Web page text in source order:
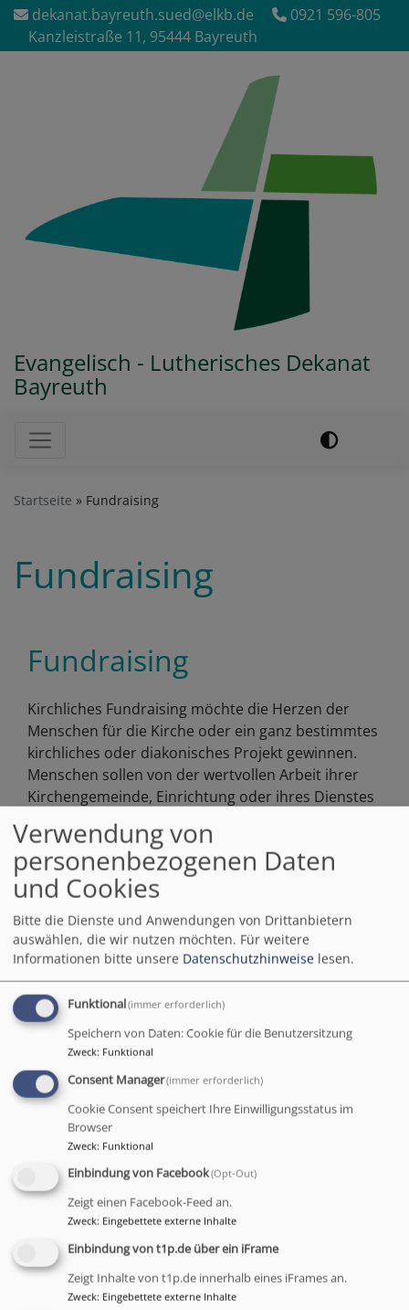
Direkt
zum
Inhalt
dekanat.bayreuth.sued@elkb.de
0921 596-805
Kanzleistraße 11, 95444 Bayreuth
Evangelisch - Lutherisches Dekanat
Bayreuth
Hauptnavigation
Startseite Fundraising
Fundraising
Fundraising
Kirchliches Fundraising möchte die Herzen der
Menschen für die Kirche oder ein ganz bestimmtes
kirchliches oder diakonisches Projekt gewinnen.
Menschen sollen von der wertvollen Arbeit ihrer
Kirchengemeinde, Einrichtung oder ihres Dienstes
informiert und begeistert werden, um gemeinsam
kirchliches Leben zu gestalten.
Weitere Informationen und Veranstaltungen finden
Sie hier:
Informationen zum Fundraising im
Verwaltungsverbund Oberfranken-Ost...
Verantwortliche
Hier finden Sie Informationen über die Leitung, die
verschiedenen Gremien im Dekanatsbezirk
Bayreuth.
Verwendung von
personenbezogenen Daten
und Cookies
Bitte die Dienste und Anwendungen von Drittanbietern
auswählen, die wir nutzen möchten. Für weitere
Informationen bitte unsere Datenschutzhinweise lesen.
Funktional(immer erforderlich)
Speichern von Daten: Cookie für die Benutzersitzung
Zweck: Funktional
Consent Manager(immer erforderlich)
Cookie Consent speichert Ihre Einwilligungsstatus im
Browser
Zweck: Funktional
Einbindung von Facebook(Opt-Out)
Zeigt einen Facebook-Feed an.
Zweck: Eingebettete externe Inhalte
Einbindung von t1p.de über ein iFrame
Zeigt Inhalte von t1p.de innerhalb eines iFrames an.
Zweck: Eingebettete externe Inhalte